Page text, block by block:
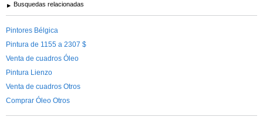
Busquedas relacionadas
Pintores Bélgica
Pintura de 1155 a 2307 $
Venta de cuadros Óleo
Pintura Lienzo
Venta de cuadros Otros
Comprar Óleo Otros